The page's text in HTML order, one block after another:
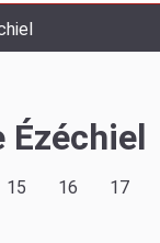
Ézéchiel
15 16 17